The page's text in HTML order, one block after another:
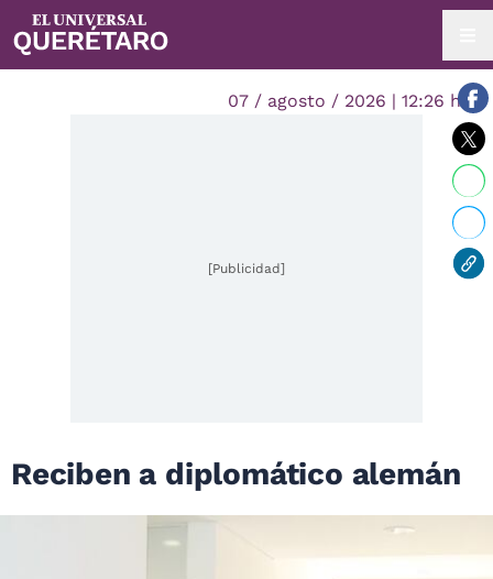
07 / agosto / 2026 | 12:26 hrs.
[Publicidad]
Reciben a diplomático alemán